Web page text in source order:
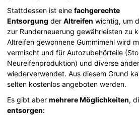
Stattdessen ist einefachgerechte
Entsorgung derAltreifen wichtig, um
zur Runderneuerung gewährleisten zu
Altreifen gewonnene Gummimehl wird
vermischt und für Autozubehörteile
Neureifenproduktion) und diverse
wiederverwendet. Aus diesem Grund
selten kostenlos angeboten werden.
Es gibt abermehrere Möglichkeiten,
entsorgen: